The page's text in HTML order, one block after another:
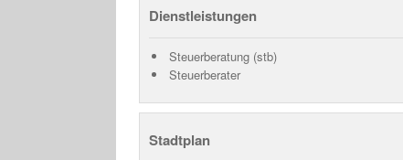
Dienstleistungen
Steuerberatung (stb)
Steuerberater
Stadtplan